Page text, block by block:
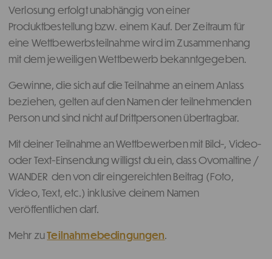
Verlosung erfolgt unabhängig von einer
Produktbestellung bzw. einem Kauf. Der Zeitraum für
eine Wettbewerbsteilnahme wird im Zusammenhang
mit dem jeweiligen Wettbewerb bekanntgegeben.
Gewinne, die sich auf die Teilnahme an einem Anlass
beziehen, gelten auf den Namen der teilnehmenden
Person und sind nicht auf Drittpersonen übertragbar.
Mit deiner Teilnahme an Wettbewerben mit Bild-, Video-
oder Text-Einsendung willigst du ein, dass Ovomaltine /
WANDER den von dir eingereichten Beitrag (Foto,
Video, Text, etc.) inklusive deinem Namen
veröffentlichen darf.
Mehr zuTeilnahmebedingungen.